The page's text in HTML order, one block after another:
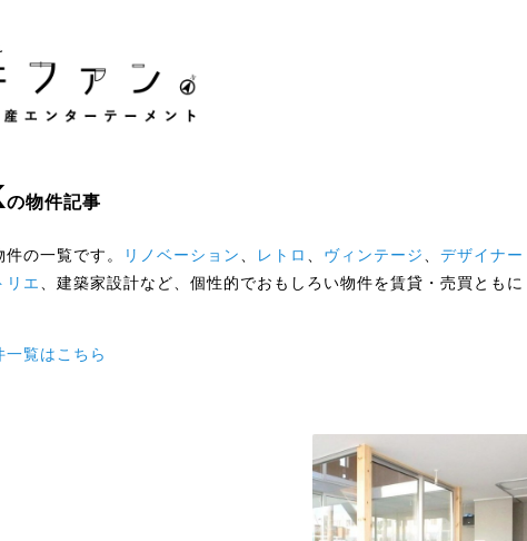
の物件記事
の一覧です。 リノベーション レトロ ヴィンテージ
デザイナー
リエ 、建築家設計など、個性的でおもしろい物件を賃貸・売買ともに
覧はこちら